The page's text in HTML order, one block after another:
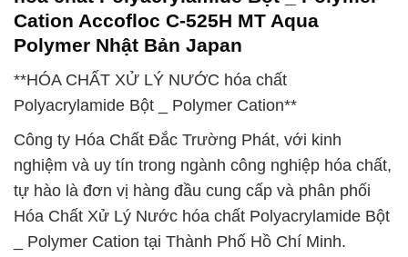
Cation Accofloc C-525H MT Aqua
Polymer Nhật Bản Japan
**HÓA CHẤT XỬ LÝ NƯỚC hóa chất
Polyacrylamide Bột _ Polymer Cation**
Công ty Hóa Chất Đắc Trường Phát, với kinh
nghiệm và uy tín trong ngành công nghiệp hóa chất,
tự hào là đơn vị hàng đầu cung cấp và phân phối
Hóa Chất Xử Lý Nước hóa chất Polyacrylamide Bột
_ Polymer Cation tại Thành Phố Hồ Chí Minh.